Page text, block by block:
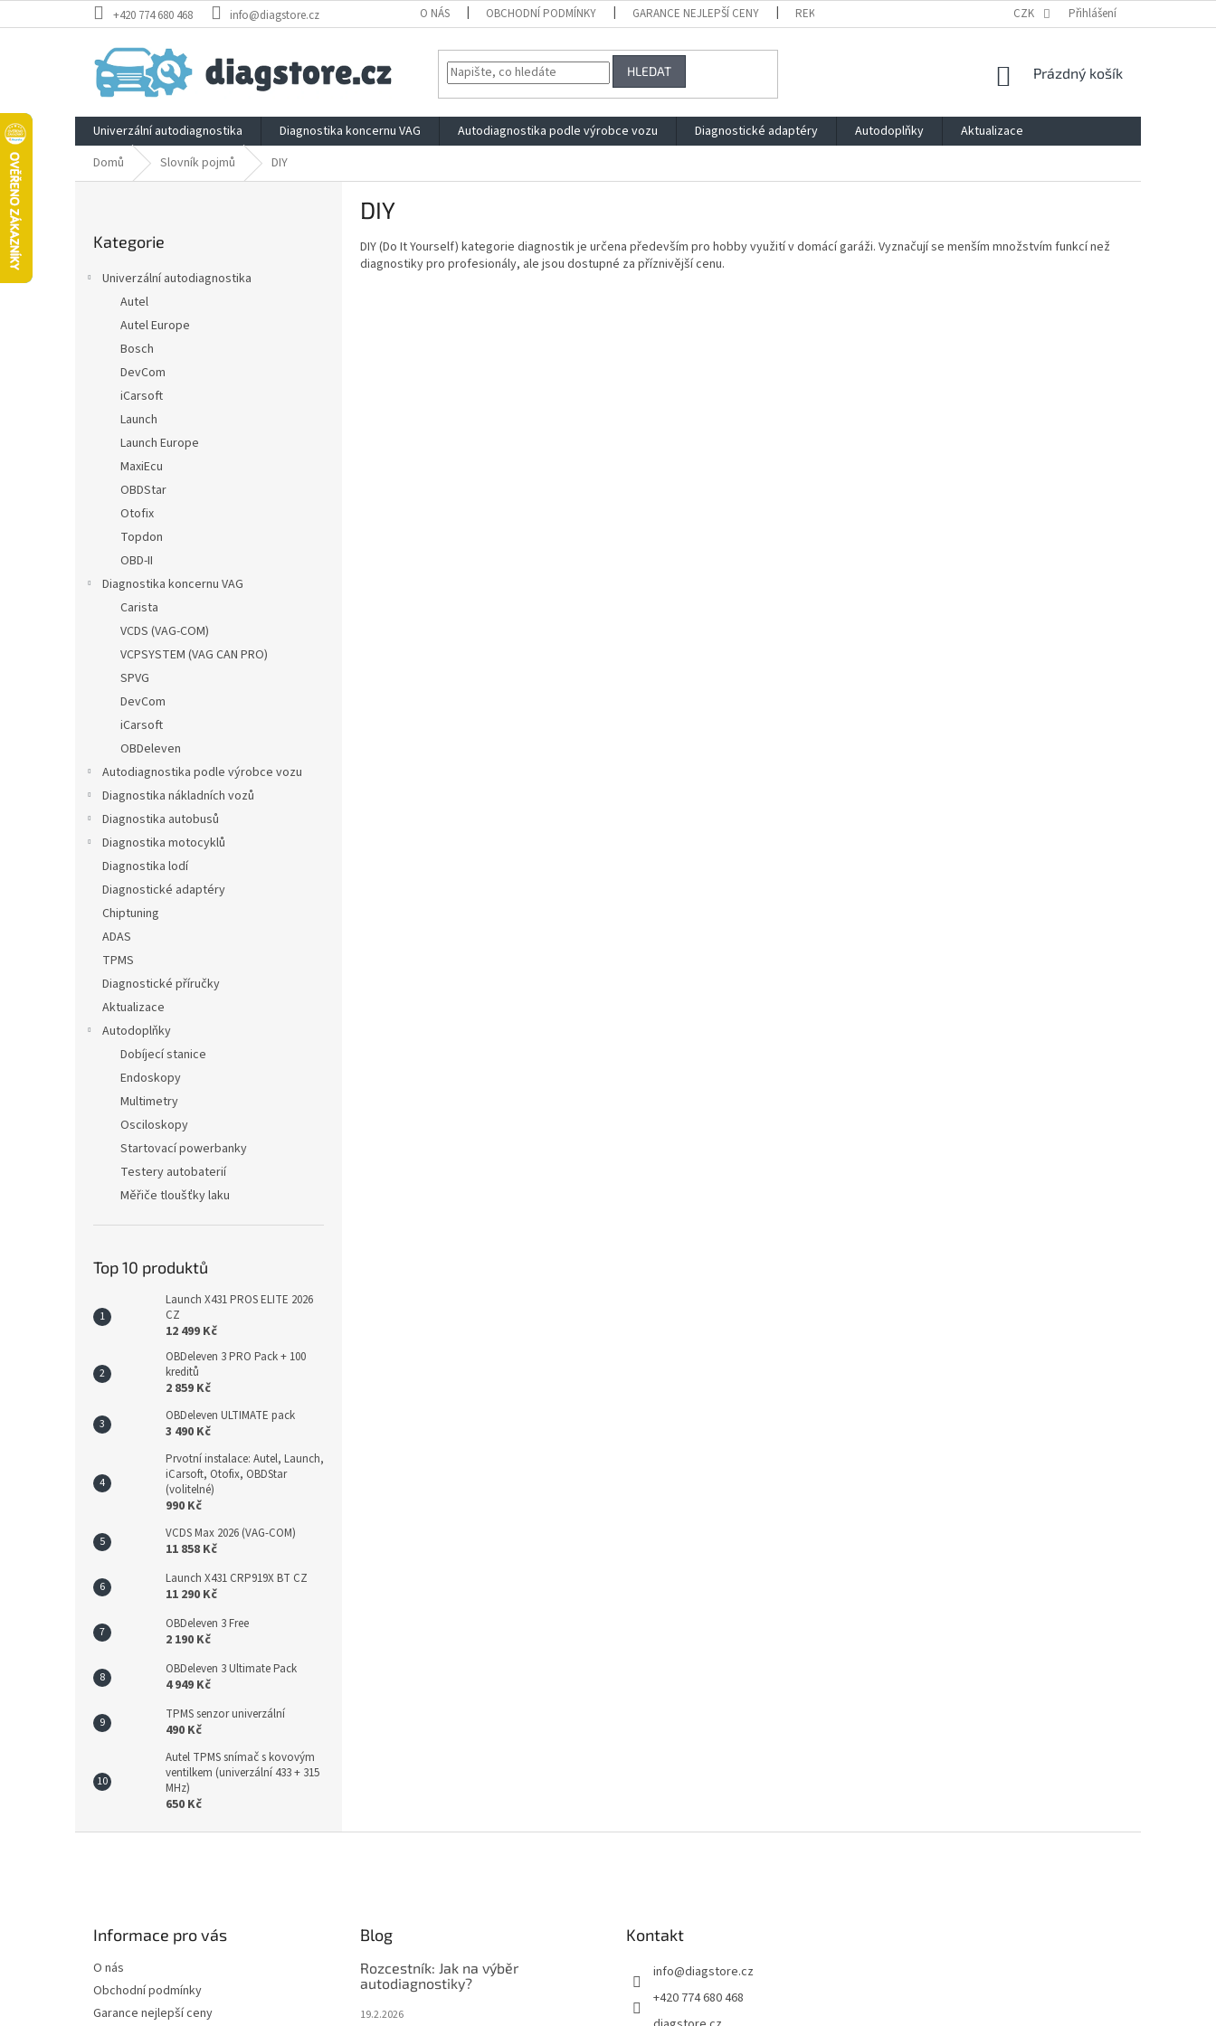
na
+420 774 680 468 info@diagstore.cz O NÁS OBCHODNÍ PODMÍNKY GARANCE NEJLEPŠÍ CENY REKLAMACE A ODSTOUPENÍ OD SMLOUVY PODMÍNKY OCHRANY OSOBNÍCH
CZK Přihlášení
HLEDAT
NÁKUPNÍ
Prázdný košík
Univerzální autodiagnostika Diagnostika koncernu VAG Autodiagnostika podle výrobce vozu Diagnostické adaptéry Autodoplňky
Aktualizace
Domů
Slovník pojmů DIY
kategorie
Kategorie
Univerzální autodiagnostika
Autel
Autel Europe
Bosch
DevCom
iCarsoft
Launch
Launch Europe
MaxiEcu
OBDStar
Otofix
Topdon
OBD-II
Diagnostika koncernu VAG
Carista
VCDS (VAG-COM)
VCPSYSTEM (VAG CAN PRO)
SPVG
DevCom
iCarsoft
OBDeleven
Autodiagnostika podle výrobce vozu
Diagnostika nákladních vozů
Diagnostika autobusů
Diagnostika motocyklů
Diagnostika lodí
Diagnostické adaptéry
Chiptuning
ADAS
TPMS
Diagnostické příručky
Aktualizace
Autodoplňky
Dobíjecí stanice
Endoskopy
Multimetry
Osciloskopy
Startovací powerbanky
Testery autobaterií
Měřiče tloušťky laku
Top 10 produktů
Launch X431 PROS ELITE 2026
CZ
12 499 Kč
OBDeleven 3 PRO Pack + 100
kreditů
2 859 Kč
OBDeleven ULTIMATE pack
3 490 Kč
Prvotní instalace: Autel, Launch,
iCarsoft, Otofix, OBDStar
(volitelné)
990 Kč
VCDS Max 2026 (VAG-COM)
11 858 Kč
Launch X431 CRP919X BT CZ
11 290 Kč
OBDeleven 3 Free
2 190 Kč
OBDeleven 3 Ultimate Pack
4 949 Kč
TPMS senzor univerzální
490 Kč
Autel TPMS snímač s kovovým
ventilkem (univerzální 433 + 315
MHz)
650 Kč
DIY
DIY (Do It Yourself) kategorie diagnostik je určena především pro hobby využití v domácí garáži. Vyznačují se menším množstvím funkcí než
diagnostiky pro profesionály, ale jsou dostupné za příznivější cenu.
Informace pro vás
O nás
Obchodní podmínky
Garance nejlepší ceny
Blog
Rozcestník: Jak na výběr
autodiagnostiky?
19.2.2026
Kontakt
info@diagstore.cz
+420 774 680 468